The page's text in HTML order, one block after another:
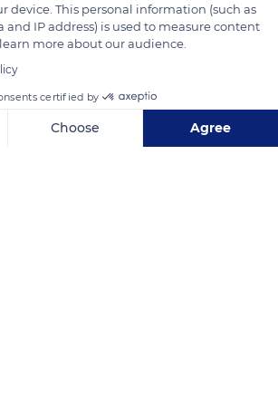
device. This personal information (such as
and IP address) is used to measure content
more about our audience.
certified by
Choose Agree